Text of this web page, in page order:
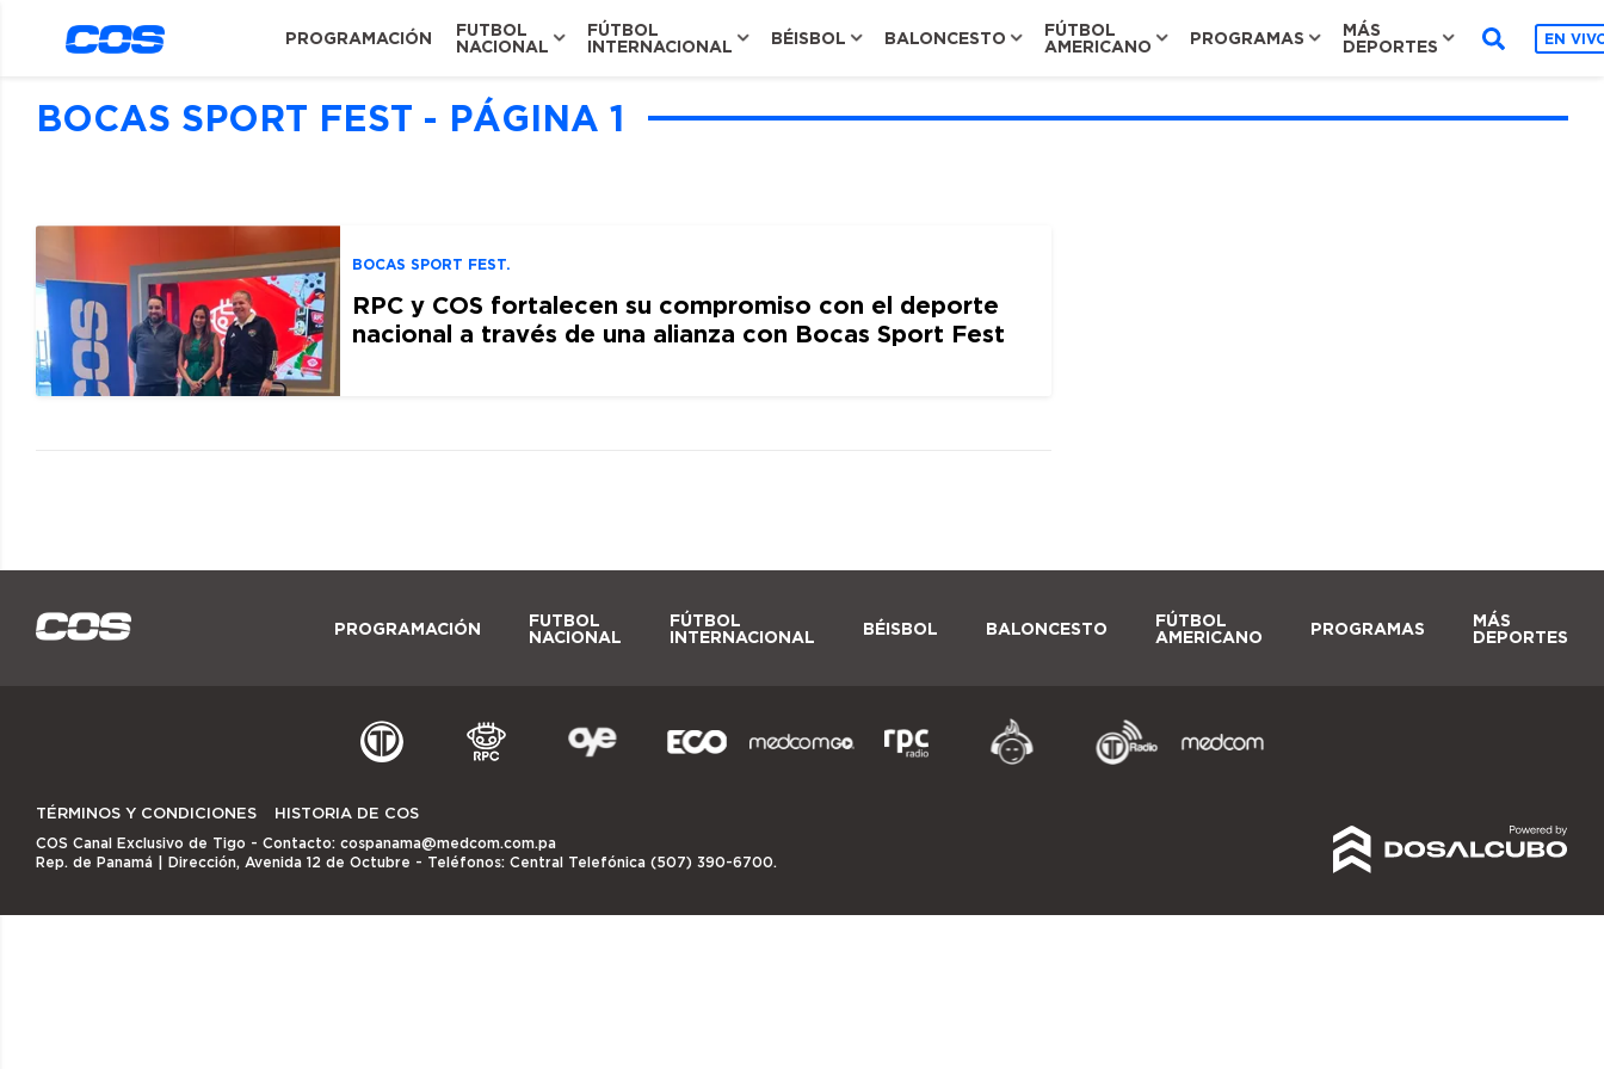
PROGRAMACIÓN
FUTBOL
NACIONAL
FÚTBOL
INTERNACIONAL
BÉISBOL BALONCESTO
FÚTBOL
AMERICANO
PROGRAMAS
MÁS
DEPORTES
EN
BOCAS SPORT FEST - PÁGINA 1
BOCAS SPORT FEST.
RPC y COS fortalecen su compromiso con el deporte
nacional a través de una alianza con Bocas Sport Fest
PROGRAMACIÓN
FUTBOL
NACIONAL
FÚTBOL
INTERNACIONAL
BÉISBOL BALONCESTO
FÚTBOL
AMERICANO
PROGRAMAS
MÁS
DEPORTES
TÉRMINOS Y CONDICIONES HISTORIA DE COS
COS Canal Exclusivo de Tigo - Contacto: cospanama@medcom.com.pa
Rep. de Panamá | Dirección, Avenida 12 de Octubre - Teléfonos: Central Telefónica (507) 390-6700.